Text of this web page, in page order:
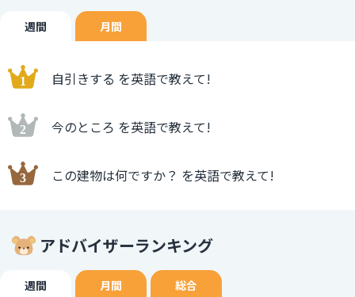
週間 月間
自引きする を英語で教えて!
今のところ を英語で教えて!
この建物は何ですか？ を英語で教えて!
アドバイザーランキング
週間 月間 総合